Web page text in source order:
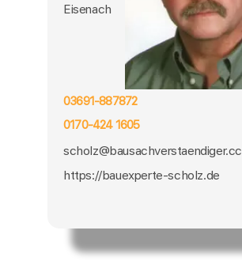
Eisenach
03691-887872
0170-424 1605
scholz@bausachverstaendiger.cc
https://bauexperte-scholz.de